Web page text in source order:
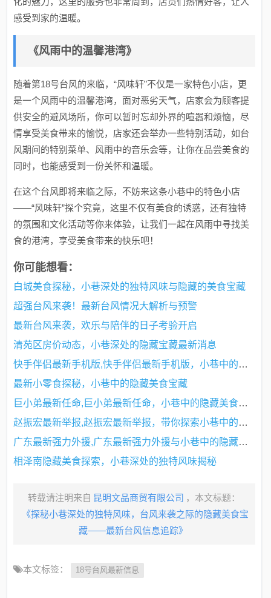
感受到家的温暖。
《风雨中的温馨港湾》
随着第18号台风的来临，“风味轩”不仅是一家特色小店，更
是一个风雨中的温馨港湾，面对恶劣天气，店家会为顾客提
供安全的避风场所，你可以暂时忘却外界的喧嚣和烦恼，尽
情享受美食带来的愉悦，店家还会举办一些特别活动，如台
风期间的特别菜单、风雨中的音乐会等，让你在品尝美食的
同时，也能感受到一份关怀和温暖。
在这个台风即将来临之际，不妨来这条小巷中的特色小店
——“风味轩”探个究竟，这里不仅有美食的诱惑，还有独特
的氛围和文化活动等你来体验，让我们一起在风雨中寻找美
食的港湾，享受美食带来的快乐吧！
你可能想看：
白城美食探秘，小巷深处的独特风味与隐藏的美食宝藏
超强台风来袭！最新台风情况大解析与预警
最新台风来袭，欢乐与陪伴的日子考验开启
清苑区房价动态，小巷深处的隐藏宝藏最新消息
快手伴侣最新手机版,快手伴侣最新手机版，小巷中的隐藏美食宝藏探秘
最新小零食探秘，小巷中的隐藏美食宝藏
巨小弟最新任命,巨小弟最新任命，小巷中的隐藏美食宝藏
赵振宏最新举报,赵振宏最新举报，带你探索小巷中的隐藏美食宝藏
广东最新强力外援,广东最新强力外援与小巷中的隐藏美食宝藏
相泽南隐藏美食探索，小巷深处的独特风味揭秘
转载请注明来自 昆明文品商贸有限公司 ，本文标题：
《探秘小巷深处的独特风味，台风来袭之际的隐藏美食宝
藏——最新台风信息追踪》
本文标签： 18号台风最新信息